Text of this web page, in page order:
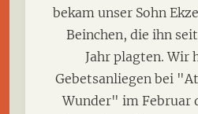
bekam unser Sohn
Beinchen, die ihn
Jahr plagten. Wir
Gebetsanliegen bei
Wunder" im Februar